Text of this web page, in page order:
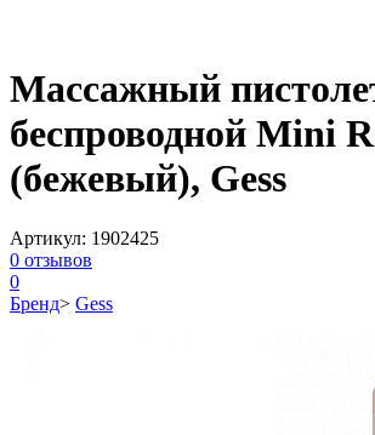
Массажный
беспроводной Mini
(бежевый), Gess
Артикул: 1902425
0 отзывов
0
Бренд> Gess